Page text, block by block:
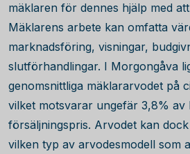
mäklaren för dennes hjälp med
Mäklarens arbete kan omfatta
marknadsföring, visningar,
slutförhandlingar. I Morgongåva
genomsnittliga mäklararvodet på
vilket motsvarar ungefär 3,8% av
försäljningspris. Arvodet kan
vilken typ av arvodesmodell som